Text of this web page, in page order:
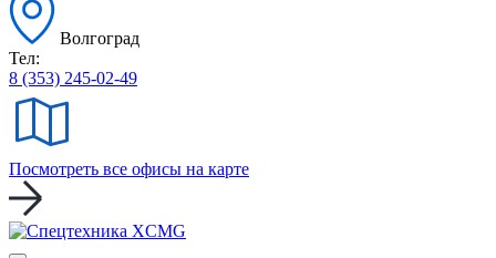
Волгоград
Тел:
8 (353) 245-02-49
Посмотреть все офисы на карте